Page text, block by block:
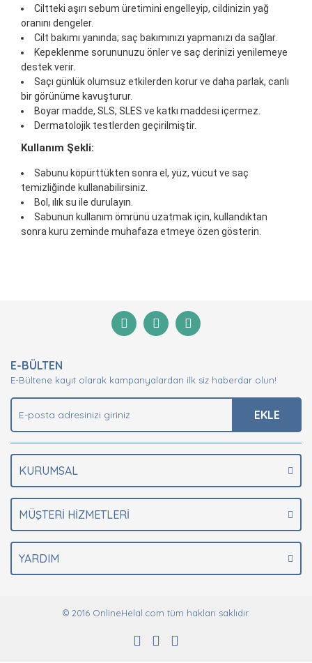
Ciltteki aşırı sebum üretimini engelleyip, cildinizin yağ
oranını dengeler.
Cilt bakımı yanında; saç bakımınızı yapmanızı da sağlar.
Kepeklenme sorununuzu önler ve saç derinizi yenilemeye
destek verir.
Saçı günlük olumsuz etkilerden korur ve daha parlak, canlı
bir görünüme kavuşturur.
Boyar madde, SLS, SLES ve katkı maddesi içermez.
Dermatolojik testlerden geçirilmiştir.
Kullanım Şekli:
Sabunu köpürttükten sonra el, yüz, vücut ve saç
temizliğinde kullanabilirsiniz.
Bol, ılık su ile durulayın.
Sabunun kullanım ömrünü uzatmak için, kullandıktan
sonra kuru zeminde muhafaza etmeye özen gösterin.
Yorum Yaz
Görüş ve önerileriniz için teşekkür ederiz.
Ürün açıklamasında eksik bilgiler bulunuyor.
Ürün bilgilerinde hatalar bulunuyor.
E-BÜLTEN
E-Bültene kayıt olarak kampanyalardan ilk siz haberdar olun!
EKLE
KURUMSAL
MÜŞTERİ HİZMETLERİ
YARDIM
© 2016 OnlineHelal.com tüm hakları saklıdır.